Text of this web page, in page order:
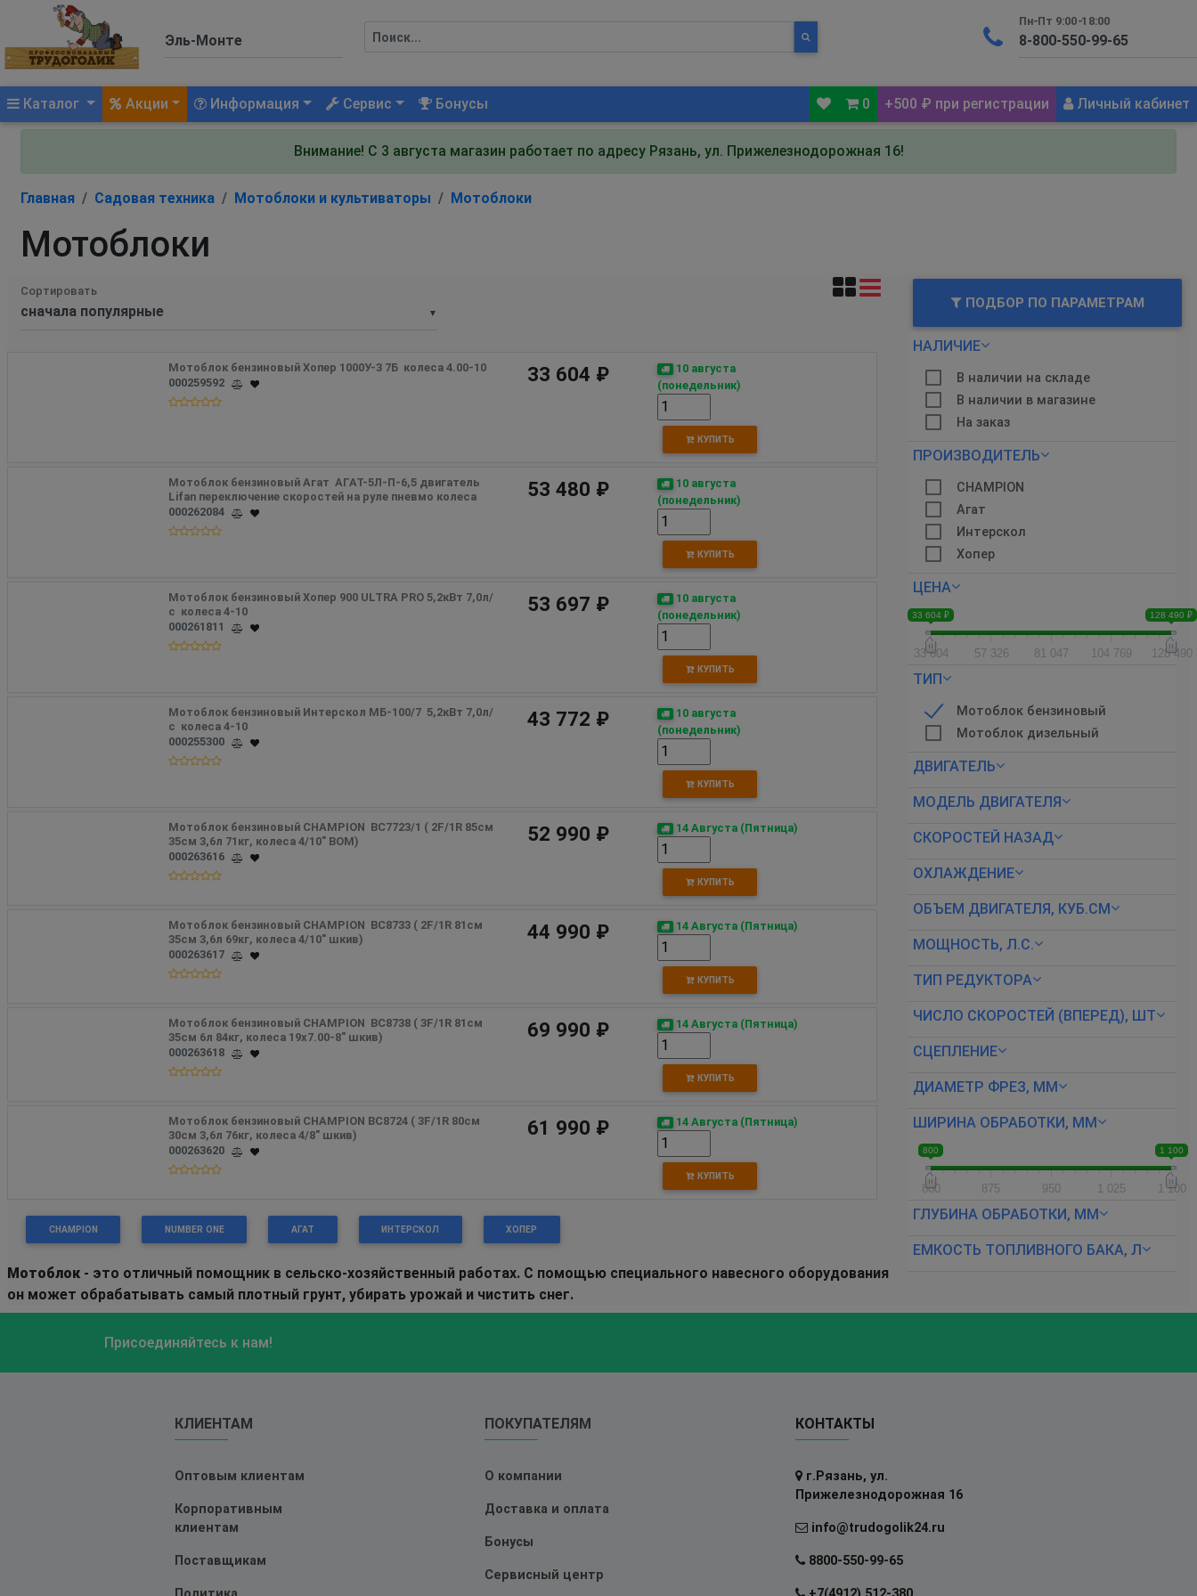
Пн-Пт 9:00-18:00
Каталог (current)Акции Информация Сервис Бонусы 0 +500 ₽ при регистрации Личный кабинет
Внимание! С 3 августа магазин работает по адресу Рязань, ул. Прижелезнодорожная 16!
Главная Садовая техника Мотоблоки и культиваторы Мотоблоки
Мотоблоки
ПОДБОР ПО ПАРАМЕТРАМ
НАЛИЧИЕ
В наличии на складе
В наличии в магазине
На заказ
ПРОИЗВОДИТЕЛЬ
CHAMPION
Агат
Интерскол
Хопер
ЦЕНА
33 604 ₽ 128 490 ₽
33 604 57 326 81 047 104 769 128 490
ТИП
Мотоблок бензиновый
Мотоблок дизельный
ДВИГАТЕЛЬ
МОДЕЛЬ ДВИГАТЕЛЯ
СКОРОСТЕЙ НАЗАД
ОХЛАЖДЕНИЕ
ОБЪЕМ ДВИГАТЕЛЯ, КУБ.СМ
МОЩНОСТЬ, Л.С.
ТИП РЕДУКТОРА
ЧИСЛО СКОРОСТЕЙ (ВПЕРЕД), ШТ
СЦЕПЛЕНИЕ
ДИАМЕТР ФРЕЗ, ММ
ШИРИНА ОБРАБОТКИ, ММ
800 1 100
800 875 950 1 025 1 100
ГЛУБИНА ОБРАБОТКИ, ММ
ЕМКОСТЬ ТОПЛИВНОГО БАКА, Л
▼
Сортировать
Мотоблок бензиновый Хопер 1000У-3 7Б  колеса 4.00-10
000259592
33 604 ₽
10 августа
(понедельник)
КУПИТЬ
Мотоблок бензиновый Агат  АГАТ-5Л-П-6,5 двигатель
Lifan переключение скоростей на руле пневмо колеса
000262084
53 480 ₽
10 августа
(понедельник)
КУПИТЬ
Мотоблок бензиновый Хопер 900 ULTRA PRO 5,2кВт 7,0л/
с  колеса 4-10
000261811
53 697 ₽
10 августа
(понедельник)
КУПИТЬ
Мотоблок бензиновый Интерскол МБ-100/7  5,2кВт 7,0л/
с  колеса 4-10
000255300
43 772 ₽
10 августа
(понедельник)
КУПИТЬ
Мотоблок бензиновый CHAMPION  BC7723/1 ( 2F/1R 85см
35см 3,6л 71кг, колеса 4/10" ВОМ)
000263616
52 990 ₽ 14 Августа (Пятница)
КУПИТЬ
Мотоблок бензиновый CHAMPION  BC8733 ( 2F/1R 81см
35см 3,6л 69кг, колеса 4/10" шкив)
000263617
44 990 ₽ 14 Августа (Пятница)
КУПИТЬ
Мотоблок бензиновый CHAMPION  BC8738 ( 3F/1R 81см
35см 6л 84кг, колеса 19х7.00-8" шкив)
000263618
69 990 ₽ 14 Августа (Пятница)
КУПИТЬ
Мотоблок бензиновый CHAMPION ВC8724 ( 3F/1R 80см
30см 3,6л 76кг, колеса 4/8" шкив)
000263620
61 990 ₽ 14 Августа (Пятница)
КУПИТЬ
CHAMPION NUMBER ONE АГАТ ИНТЕРСКОЛ ХОПЕР
Мотоблок - это отличный помощник в сельско-хозяйственный работах. С помощью специального навесного оборудования
он может обрабатывать самый плотный грунт, убирать урожай и чистить снег.
Присоединяйтесь к нам!
КЛИЕНТАМ
Оптовым клиентам
Корпоративным
клиентам
Поставщикам
ПОКУПАТЕЛЯМ
О компании
Доставка и оплата
Бонусы
Сервисный центр
КОНТАКТЫ
г.Рязань, ул.
Прижелезнодорожная 16
info@trudogolik24.ru
8800-550-99-65